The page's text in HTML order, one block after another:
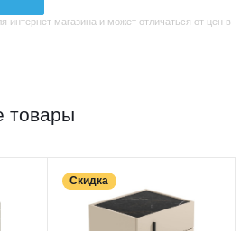
интернет магазина и может отличаться от цен в
товары
Скидка